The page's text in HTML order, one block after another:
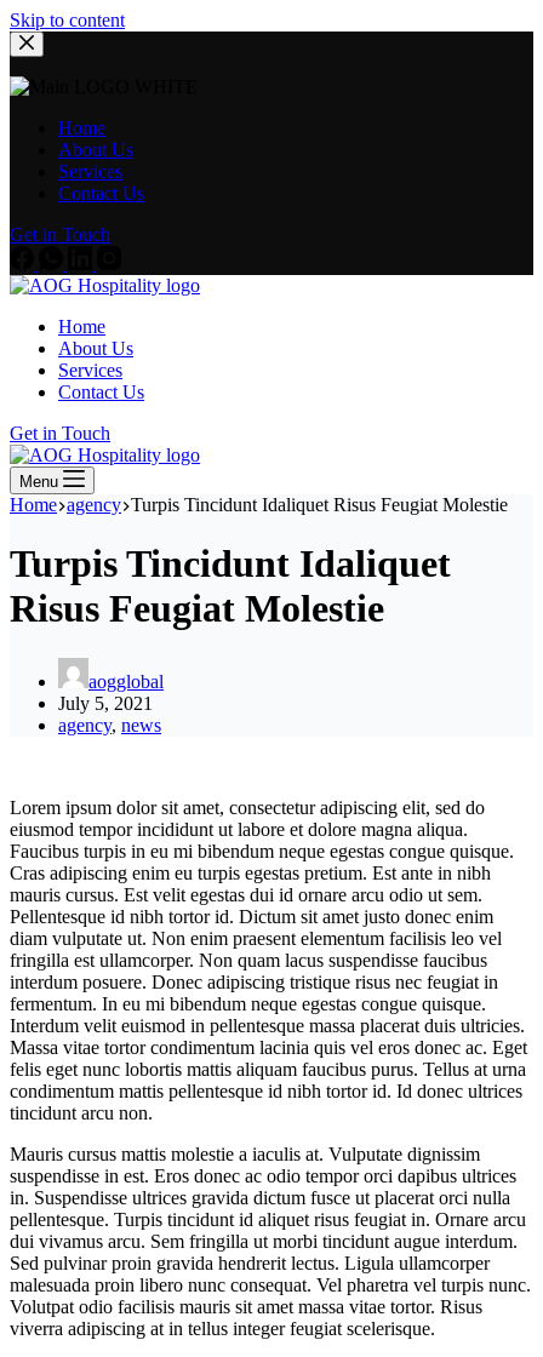
Skip to content
Home
About Us
Services
Contact Us
Get in Touch
Home
About Us
Services
Contact Us
Get in Touch
Menu
Home agency Turpis Tincidunt Idaliquet Risus Feugiat Molestie
Turpis Tincidunt Idaliquet
Risus Feugiat Molestie
aogglobal
July 5, 2021
agency, news
Lorem ipsum dolor sit amet, consectetur adipiscing elit, sed do
eiusmod tempor incididunt ut labore et dolore magna aliqua.
Faucibus turpis in eu mi bibendum neque egestas congue quisque.
Cras adipiscing enim eu turpis egestas pretium. Est ante in nibh
mauris cursus. Est velit egestas dui id ornare arcu odio ut sem.
Pellentesque id nibh tortor id. Dictum sit amet justo donec enim
diam vulputate ut. Non enim praesent elementum facilisis leo vel
fringilla est ullamcorper. Non quam lacus suspendisse faucibus
interdum posuere. Donec adipiscing tristique risus nec feugiat in
fermentum. In eu mi bibendum neque egestas congue quisque.
Interdum velit euismod in pellentesque massa placerat duis ultricies.
Massa vitae tortor condimentum lacinia quis vel eros donec ac. Eget
felis eget nunc lobortis mattis aliquam faucibus purus. Tellus at urna
condimentum mattis pellentesque id nibh tortor id. Id donec ultrices
tincidunt arcu non.
Mauris cursus mattis molestie a iaculis at. Vulputate dignissim
suspendisse in est. Eros donec ac odio tempor orci dapibus ultrices
in. Suspendisse ultrices gravida dictum fusce ut placerat orci nulla
pellentesque. Turpis tincidunt id aliquet risus feugiat in. Ornare arcu
dui vivamus arcu. Sem fringilla ut morbi tincidunt augue interdum.
Sed pulvinar proin gravida hendrerit lectus. Ligula ullamcorper
malesuada proin libero nunc consequat. Vel pharetra vel turpis nunc.
Volutpat odio facilisis mauris sit amet massa vitae tortor. Risus
viverra adipiscing at in tellus integer feugiat scelerisque.